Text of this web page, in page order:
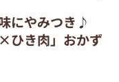
にやみつき♪
×ひき肉」おかず